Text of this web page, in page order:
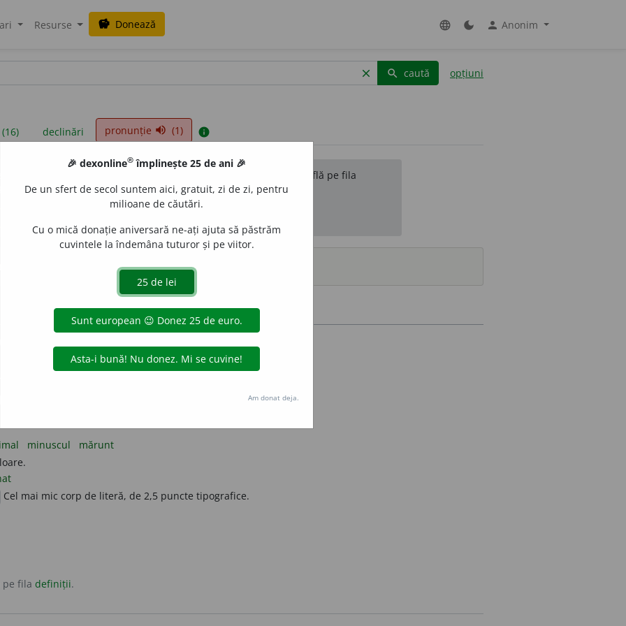
Resurse savings Donează language dark_mode person Anonim
clear search caută opțiuni
declinări pronunție volume_up (1) info
sunt compilate de echipa dexonline. Definițiile originale se află pe fila
reordona filele pe pagina depreferințe.
surse
cerceta decât cu microscopul.
microscopului.
privitor la microscop.
minuscul
mărunt
Cel mai mic corp de literă, de 2,5 puncte tipografice.
pe fila definiții.
🎉 dexonline® împlinește 25 de ani 🎉
De un sfert de secol suntem aici, gratuit, zi de zi, pentru
milioane de căutări.
Cu o mică donație aniversară ne-ați ajuta să păstrăm
cuvintele la îndemâna tuturor și pe viitor.
Am donat deja.